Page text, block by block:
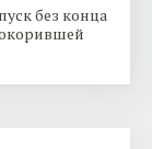
без конца